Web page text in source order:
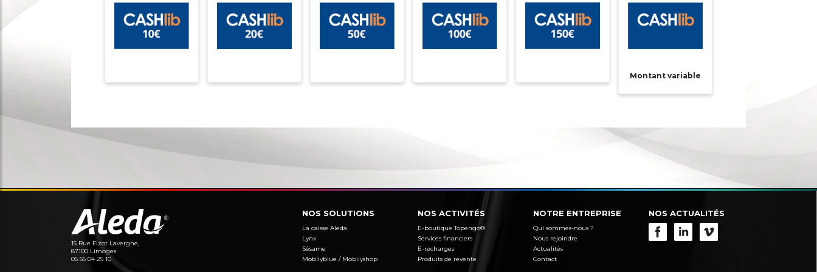
Montant variable
15 Rue Fizot Lavergne,
87100 Limoges
05 55 04 25 10
NOS SOLUTIONS
La caisse Aleda
Lynx
Sésame
Mobilyblue / Mobilyshop
NOS ACTIVITÉS
E-boutique Topengo®
Services financiers
E-recharges
Produits de revente
NOTRE ENTREPRISE
Qui sommes-nous ?
Nous rejoindre
Actualités
Contact
NOS ACTUALITÉS